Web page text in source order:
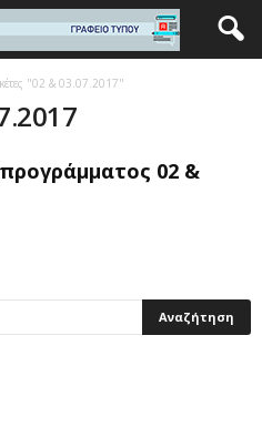
"02 & 03.07.2017"
02 &